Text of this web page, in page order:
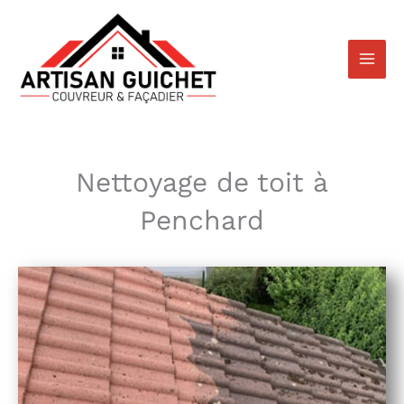
contenu
Nettoyage de toit à
Penchard